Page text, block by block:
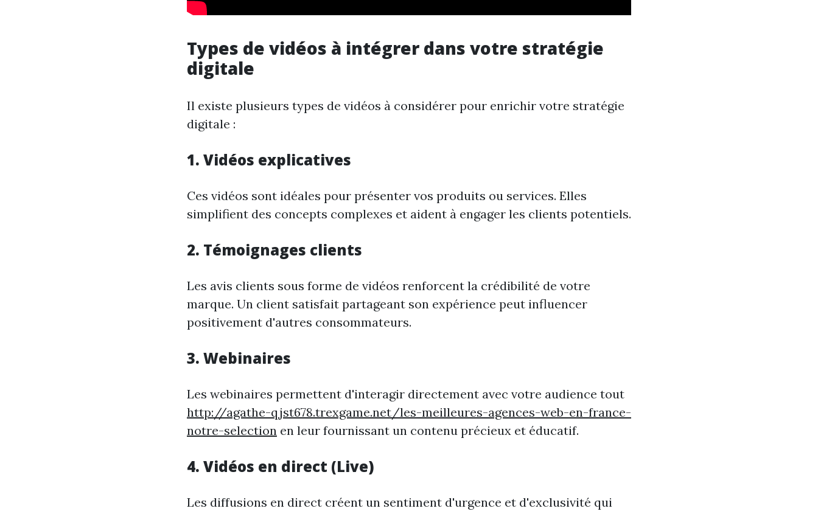
Types de vidéos à intégrer dans votre stratégie
digitale
Il existe plusieurs types de vidéos à considérer pour enrichir votre stratégie
digitale :
1. Vidéos explicatives
Ces vidéos sont idéales pour présenter vos produits ou services. Elles
simplifient des concepts complexes et aident à engager les clients potentiels.
2. Témoignages clients
Les avis clients sous forme de vidéos renforcent la crédibilité de votre
marque. Un client satisfait partageant son expérience peut influencer
positivement d'autres consommateurs.
3. Webinaires
Les webinaires permettent d'interagir directement avec votre audience tout
http://agathe-qjst678.trexgame.net/les-meilleures-agences-web-en-france-
notre-selection en leur fournissant un contenu précieux et éducatif.
4. Vidéos en direct (Live)
Les diffusions en direct créent un sentiment d'urgence et d'exclusivité qui